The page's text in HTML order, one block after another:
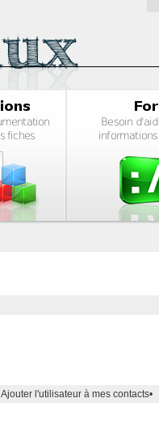
Ajouter l'utilisateur à mes contacts•